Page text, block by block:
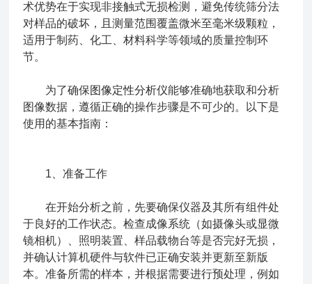
术优势在于实现非接触式无损检测，避免传统筛分法
对样品的破坏，且测量范围覆盖微米至毫米级颗粒，
适用于制药、化工、材料科学等领域的质量控制环
节。
为了确保图像定性分析仪能够准确地获取和分析
图像数据，遵循正确的操作步骤是不可少的。以下是
使用的基本指南：
1、准备工作
在开始分析之前，先要确保仪器及其所有组件处
于良好的工作状态。检查成像系统（如摄像头或显微
镜相机）、照明装置、样品载物台等是否完好无损，
并确认计算机硬件与软件已正确安装并更新至新版
本。准备所需的样本，并根据需要进行预处理，例如